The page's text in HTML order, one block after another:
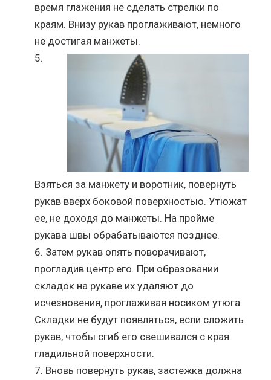
время глажения не сделать стрелки по
краям. Внизу рукав проглаживают, немного
не достигая манжеты.
Взяться за манжету и воротник, повернуть
рукав вверх боковой поверхностью. Утюжат
ее, не доходя до манжеты. На пройме
рукава швы обрабатываются позднее.
Затем рукав опять поворачивают,
прогладив центр его. При образовании
складок на рукаве их удаляют до
исчезновения, проглаживая носиком утюга.
Складки не будут появляться, если сложить
рукав, чтобы сгиб его свешивался с края
гладильной поверхности.
Вновь повернуть рукав, застежка должна